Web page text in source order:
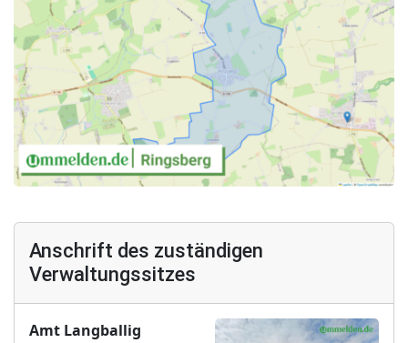
Anschrift des zuständigen
Verwaltungssitzes
Amt Langballig